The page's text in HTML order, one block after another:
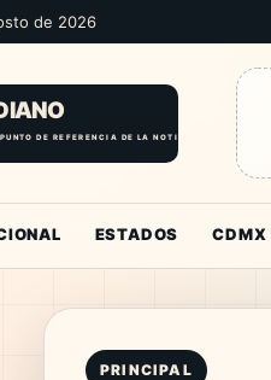
de 2026
ESTADOS CDMX
PRINCIPAL